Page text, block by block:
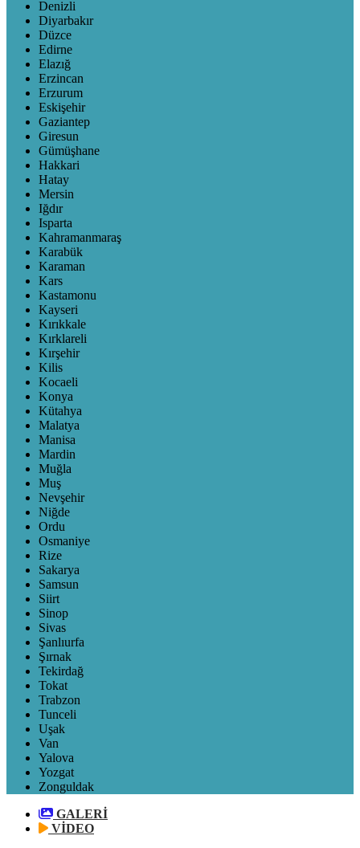
Denizli
Diyarbakır
Düzce
Edirne
Elazığ
Erzincan
Erzurum
Eskişehir
Gaziantep
Giresun
Gümüşhane
Hakkari
Hatay
Mersin
Iğdır
Isparta
Kahramanmaraş
Karabük
Karaman
Kars
Kastamonu
Kayseri
Kırıkkale
Kırklareli
Kırşehir
Kilis
Kocaeli
Konya
Kütahya
Malatya
Manisa
Mardin
Muğla
Muş
Nevşehir
Niğde
Ordu
Osmaniye
Rize
Sakarya
Samsun
Siirt
Sinop
Sivas
Şanlıurfa
Şırnak
Tekirdağ
Tokat
Trabzon
Tunceli
Uşak
Van
Yalova
Yozgat
Zonguldak
GALERİ
VİDEO